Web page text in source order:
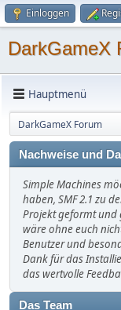
Einloggen
DarkGameX
Hauptmenü
DarkGameX Forum
Nachweise und
Simple Machines
haben, SMF 2.1 zu
Projekt geformt und
wäre ohne euch
Benutzer und
Dank für das
das wertvolle
Das Team